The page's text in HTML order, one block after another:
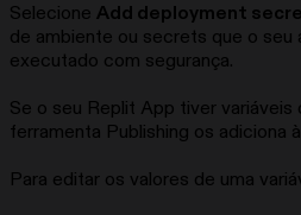
Selecione Add deployment
de ambiente ou secrets que o seu
executado com segurança.
Se o seu Replit App tiver
ferramenta Publishing os adiciona
Para editar os valores de uma